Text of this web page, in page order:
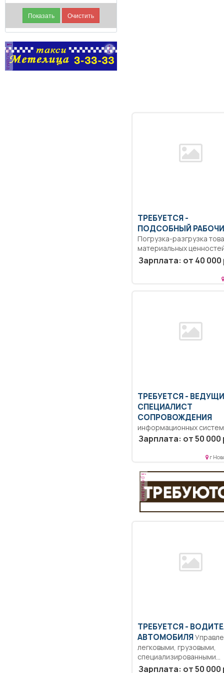
реклама
ТРЕБУЕТСЯ -
ПОДСОБНЫЙ
Погрузка-разгрузка
материальных
перемещение грузов на
хранение в складские...
Зарплата: от 40 000
ТРЕБУЕТСЯ -
СПЕЦИАЛИСТ
СОПРОВОЖДЕНИЯ
информационных систем
Образование: Высшее
образование —
Осуществлять
ИС:...
Зарплата: от 50 000
г
реклама
ТРЕБУЕТСЯ -
АВТОМОБИЛЯУправление
легковыми, грузовыми,
специализированными
автомобилями; заправка
Зарплата: от 50 000